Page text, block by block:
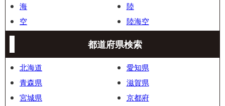
海
空
陸
陸海空
都道府県検索
北海道
青森県
宮城県
愛知県
滋賀県
京都府